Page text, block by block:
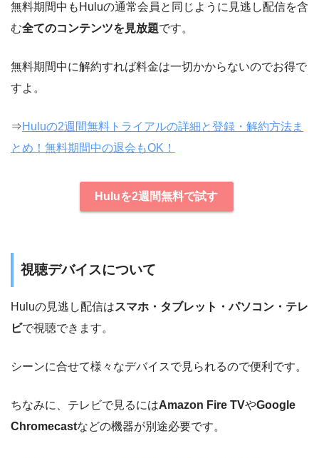
無料期間中もHuluの通常会員と同じように見逃し配信を含
む全てのコンテンツを見放題です。
無料期間中に解約すれば料金は一切かからないのでお得で
すよ。
⇒Huluの2週間無料トライアルの詳細と登録・解約方法ま
とめ！無料期間中の退会もOK！
Huluを2週間無料で試す
視聴デバイスについて
Huluの見逃し配信はスマホ・タブレット・パソコン・テレ
ビで視聴できます。
シーンに合せて様々なデバイスで見られるので便利です。
ちなみに、テレビで見るにはAmazon Fire TVやGoogle
Chromecastなどの機器が別途必要です。